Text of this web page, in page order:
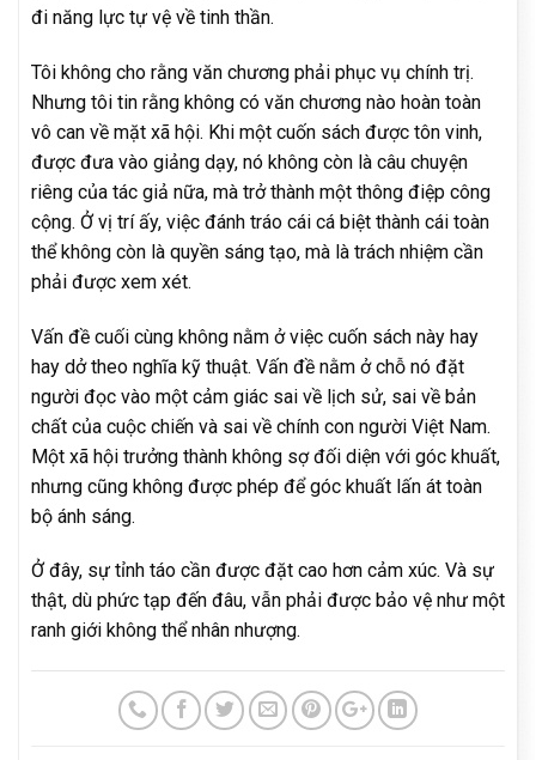
đi năng lực tự vệ về tinh thần.
Tôi không cho rằng văn chương phải phục vụ chính trị.
Nhưng tôi tin rằng không có văn chương nào hoàn toàn
vô can về mặt xã hội. Khi một cuốn sách được tôn vinh,
được đưa vào giảng dạy, nó không còn là câu chuyện
riêng của tác giả nữa, mà trở thành một thông điệp công
cộng. Ở vị trí ấy, việc đánh tráo cái cá biệt thành cái toàn
thể không còn là quyền sáng tạo, mà là trách nhiệm cần
phải được xem xét.
Vấn đề cuối cùng không nằm ở việc cuốn sách này hay
hay dở theo nghĩa kỹ thuật. Vấn đề nằm ở chỗ nó đặt
người đọc vào một cảm giác sai về lịch sử, sai về bản
chất của cuộc chiến và sai về chính con người Việt Nam.
Một xã hội trưởng thành không sợ đối diện với góc khuất,
nhưng cũng không được phép để góc khuất lấn át toàn
bộ ánh sáng.
Ở đây, sự tỉnh táo cần được đặt cao hơn cảm xúc. Và sự
thật, dù phức tạp đến đâu, vẫn phải được bảo vệ như một
ranh giới không thể nhân nhượng.